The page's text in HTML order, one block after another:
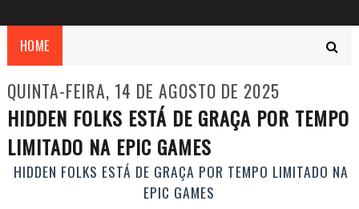
HOME
QUINTA-FEIRA, 14 DE AGOSTO DE 2025
HIDDEN FOLKS ESTÁ DE GRAÇA POR TEMPO
LIMITADO NA EPIC GAMES
HIDDEN FOLKS ESTÁ DE GRAÇA POR TEMPO LIMITADO NA
EPIC GAMES